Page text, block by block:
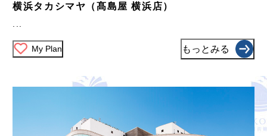
横浜タカシマヤ（髙島屋 横浜店）
My Plan もっとみる